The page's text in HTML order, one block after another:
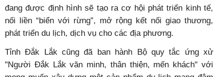
đang được định hình sẽ tạo ra cơ hội phát triển kinh tế,
nối liền “biển với rừng”, mở rộng kết nối giao thương,
phát triển du lịch, dịch vụ cho các địa phương.
Tỉnh Đắk Lắk cũng đã ban hành Bộ quy tắc ứng xử
"Người Đắk Lắk văn minh, thân thiện, mến khách" với